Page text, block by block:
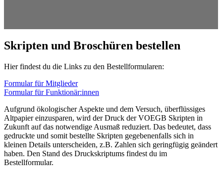
Skripten und Broschüren bestellen
Hier findest du die Links zu den Bestellformularen:
Formular für Mitglieder
Formular für Funktionär:innen
Aufgrund ökologischer Aspekte und dem Versuch, überflüssiges
Altpapier einzusparen, wird der Druck der VOEGB Skripten in
Zukunft auf das notwendige Ausmaß reduziert. Das bedeutet, dass
gedruckte und somit bestellte Skripten gegebenenfalls sich in
kleinen Details unterscheiden, z.B. Zahlen sich geringfügig geändert
haben. Den Stand des Druckskriptums findest du im
Bestellformular.